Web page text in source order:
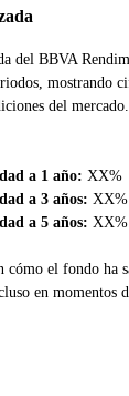
del BBVA
mostrando
del
a 1 año: XX%
a 3 años: XX%
a 5 años: XX%
cómo el fondo ha
en momentos